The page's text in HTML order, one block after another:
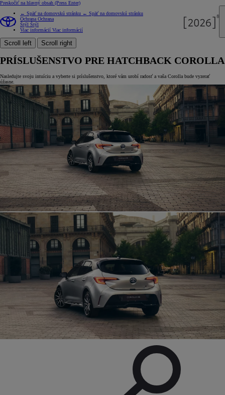
Preskočiť na hlavný obsah (Press Enter)
← Späť na domovskú stránku ← Späť na domovskú stránku
Ochrana Ochrana
Štýl Štýl
Viac informácií Viac informácií
Scroll left Scroll right
PRÍSLUŠENSTVO PRE HATCHBACK COROLLA
Nasledujte svoju intuíciu a vyberte si príslušenstvo, ktoré vám urobí radosť a vaša Corolla bude vyzerať
úžasne.